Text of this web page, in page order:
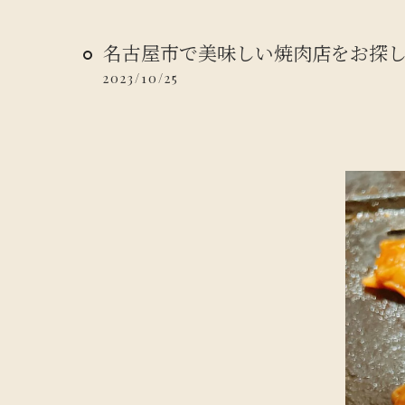
名古屋市で美味しい焼肉店をお探
2023/10/25